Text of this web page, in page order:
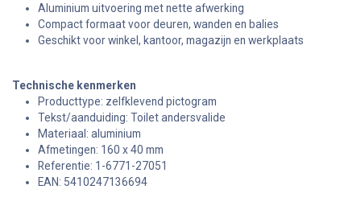
Aluminium uitvoering met nette afwerking
Compact formaat voor deuren, wanden en balies
Geschikt voor winkel, kantoor, magazijn en werkplaats
Technische kenmerken
Producttype: zelfklevend pictogram
Tekst/aanduiding: Toilet andersvalide
Materiaal: aluminium
Afmetingen: 160 x 40 mm
Referentie: 1-6771-27051
EAN: 5410247136694